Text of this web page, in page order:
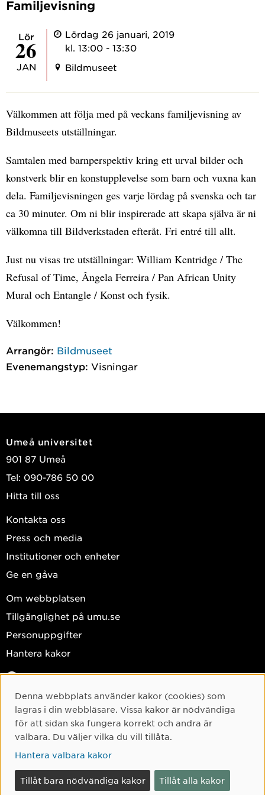
Familjevisning
lör
26
JAN
Lördag 26 januari, 2019
kl. 13:00 - 13:30
Bildmuseet
Välkommen att följa med på veckans familjevisning av
Bildmuseets utställningar.
Samtalen med barnperspektiv kring ett urval bilder och
konstverk blir en konstupplevelse som barn och vuxna kan
dela. Familjevisningen ges varje lördag på svenska och tar
ca 30 minuter. Om ni blir inspirerade att skapa själva är ni
välkomna till Bildverkstaden efteråt. Fri entré till allt.
Just nu visas tre utställningar: William Kentridge / The
Refusal of Time, Ângela Ferreira / Pan African Unity
Mural och Entangle / Konst och fysik.
Välkommen!
Arrangör: Bildmuseet
Evenemangstyp: Visningar
Umeå universitet
901 87 Umeå
Tel: 090-786 50 00
Hitta till oss
Kontakta oss
Press och media
Institutioner och enheter
Ge en gåva
Om webbplatsen
Tillgänglighet på umu.se
Personuppgifter
Hantera kakor
Facebook
Instagram
TikTok
Youtube
Cookie-samtycke
Denna webbplats använder kakor (cookies) som
lagras i din webbläsare. Vissa kakor är nödvändiga
för att sidan ska fungera korrekt och andra är
valbara. Du väljer vilka du vill tillåta.
Hantera valbara kakor
Tillåt bara nödvändiga kakor Tillåt alla kakor